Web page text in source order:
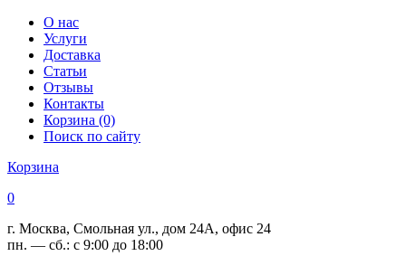
О нас
Услуги
Доставка
Статьи
Отзывы
Контакты
Корзина (0)
Поиск по сайту
Корзина
0
г. Москва, Смольная ул., дом 24А, офис 24
пн. — сб.: с 9:00 до 18:00